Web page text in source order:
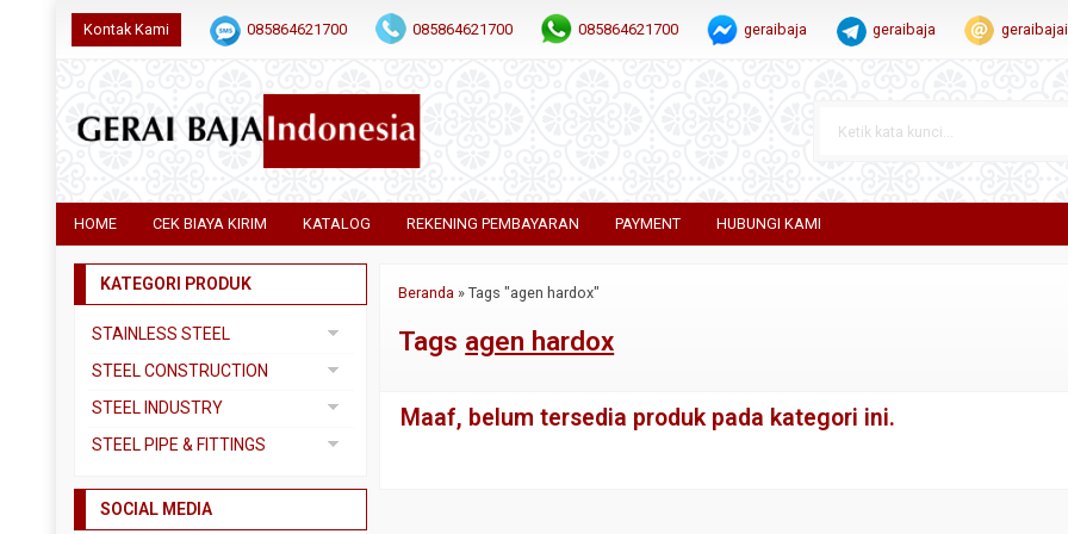
Kontak Kami 085864621700 085864621700 085864621700 geraibaja geraibaja
HOME CEK BIAYA KIRIM KATALOG REKENING PEMBAYARAN PAYMENT HUBUNGI KAMI
Beranda »Tags "agen hardox"
Tags agen hardox
Maaf, belum tersedia produk pada kategori ini.
KATEGORI PRODUK
STAINLESS STEEL
Pipa SS304
Pipa SS310
Pipa SS316
Plat Bordes SS304
STEEL CONSTRUCTION
Besi Beton
Besi CNP
Besi UNP
STEEL INDUSTRY
Dual Plate
Plat A285 GR C
STEEL PIPE & FITTINGS
Ball Valve
SOCIAL MEDIA